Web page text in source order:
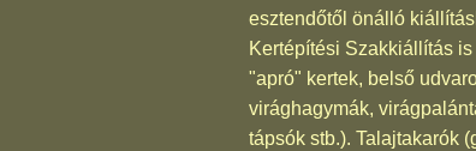
esztendőtől önálló
Kertépítési Szakkiállítás
"apró" kertek, belső
virághagymák,
tápsók stb.). Talajtakarók